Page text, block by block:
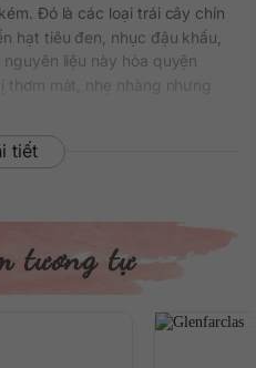
Đó là các loại trái cây chín
hạt tiêu đen, nhục đậu khấu,
liệu này hòa quyện
nhận được vị ngọt của trái
hạng, được nhà
Âu. Những sự đầu tư
rượu tăng lên đáng kể. Tuy
sản xuất này từ bỏ phương
Trải qua các thế hệ, họ vẫn
tiết
tương tự